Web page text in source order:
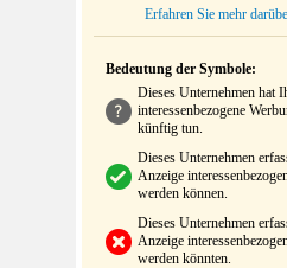
Erfahren Sie mehr
Bedeutung der Symbole:
Dieses Unternehmen hat
interessenbezogene
künftig tun.
Dieses Unternehmen
Anzeige
werden können.
Dieses Unternehmen
Anzeige
werden könnten.